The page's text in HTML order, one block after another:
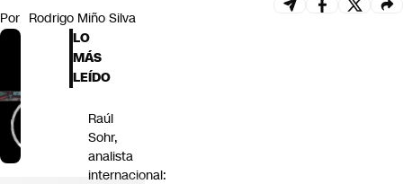
Por Rodrigo Miño Silva
LO
MÁS
LEÍDO
Raúl
Sohr,
analista
internacional: